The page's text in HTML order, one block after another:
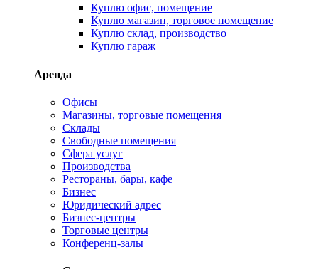
Куплю офис, помещение
Куплю магазин, торговое помещение
Куплю склад, производство
Куплю гараж
Аренда
Офисы
Магазины, торговые помещения
Склады
Свободные помещения
Сфера услуг
Производства
Рестораны, бары, кафе
Бизнес
Юридический адрес
Бизнес-центры
Торговые центры
Конференц-залы